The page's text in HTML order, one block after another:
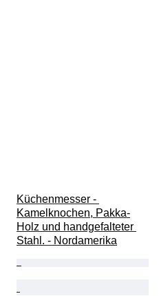
Küchenmesser -
Kamelknochen, Pakka-
Holz und handgefalteter
Stahl. - Nordamerika